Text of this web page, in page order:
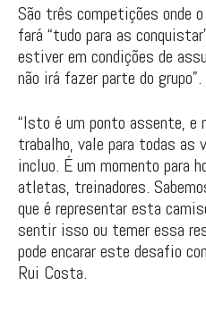
São três competições onde
fará “tudo para as
estiver em condições de
não irá fazer parte do grupo”.
“Isto é um ponto assente, e
trabalho, vale para todas as
incluo. É um momento para
atletas, treinadores.
que é representar esta
sentir isso ou temer essa
pode encarar este desafio
Rui Costa.